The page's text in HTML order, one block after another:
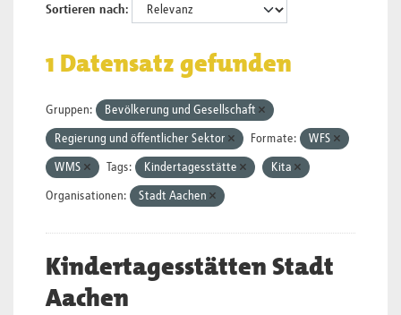
Sortieren nach
1 Datensatz gefunden
Gruppen: Bevölkerung und Gesellschaft
Regierung und öffentlicher Sektor Formate: WFS
WMS Tags: Kindertagesstätte Kita
Organisationen: Stadt Aachen
Kindertagesstätten Stadt
Aachen